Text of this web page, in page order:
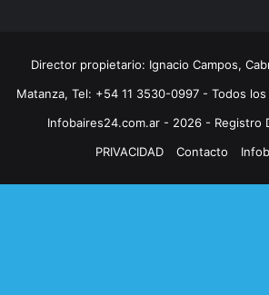
Director propietario: Ignacio Campos,
Matanza, Tel: +54 11 3530-0997 - Todos
Infobaires24.com.ar - 2026 - Registro
PRIVACIDAD
Contacto